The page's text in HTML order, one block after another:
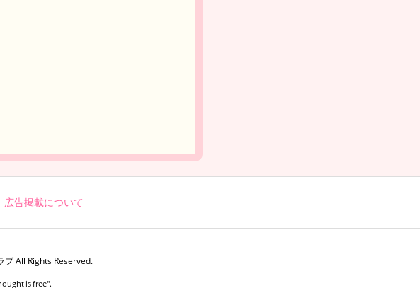
広告掲載について
ブAll Rights Reserved.
is free".